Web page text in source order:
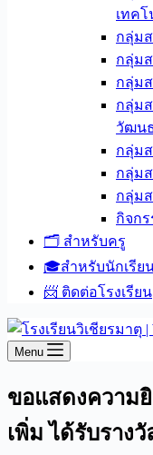
เทคโ
กลุ่ม
กลุ่ม
กลุ่ม
กลุ่ม
วัฒน
กลุ่ม
กลุ่ม
กลุ่ม
กิจก
🗂️ สำหรับครู
🎓สำหรับนักเรีย
📨 ติดต่อโรงเรียน
Menu
ขอแสดงความ
เพิ่ม ได้รับราง